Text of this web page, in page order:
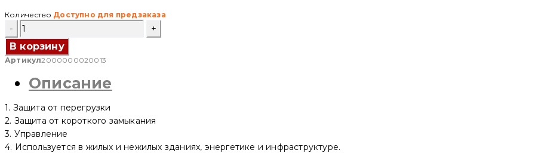
Количество Доступно для предзаказа
Количество
товара
Автоматический
выключатель
YCB9-
3P,
6kA,
C
(CNC
Electric)
В корзину
Артикул2000000020013
Описание
1. Защита от перегрузки
2. Защита от короткого замыкания
3. Управление
4. Используется в жилых и нежилых зданиях, энергетике и инфраструктуре.